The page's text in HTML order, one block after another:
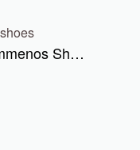
Platform Heels Kammenos Shoes 4032